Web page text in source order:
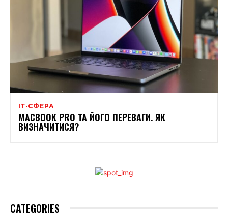
ІТ-СФЕРА
MACBOOK PRO ТА ЙОГО ПЕРЕВАГИ. ЯК
ВИЗНАЧИТИСЯ?
CATEGORIES